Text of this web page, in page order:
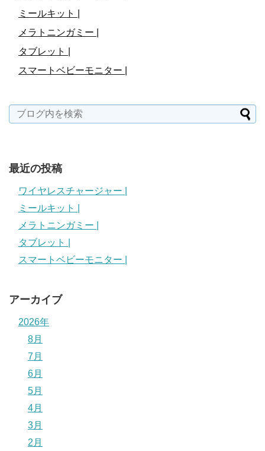
ミールキット |
メラトニンガミー |
タブレット |
スマートベビーモニター |
最近の投稿
ワイヤレスチャージャー |
ミールキット |
メラトニンガミー |
タブレット |
スマートベビーモニター |
アーカイブ
2026年
8月
7月
6月
5月
4月
3月
2月